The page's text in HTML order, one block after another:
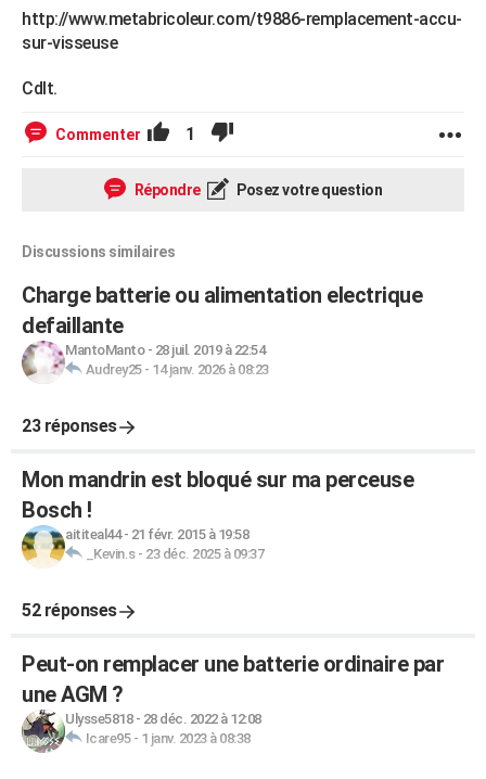
http://www.metabricoleur.com/t9886-remplacement-accu-
sur-visseuse
Cdlt.
Commenter 1
Répondre Posez votre question
Discussions similaires
Charge batterie ou alimentation electrique
defaillante
MantoManto- 28 juil. 2019 à 22:54
Audrey25- 14 janv. 2026 à 08:23
23 réponses
Mon mandrin est bloqué sur ma perceuse
Bosch !
aititeal44- 21 févr. 2015 à 19:58
_Kevin.s- 23 déc. 2025 à 09:37
52 réponses
Peut-on remplacer une batterie ordinaire par
une AGM ?
Ulysse5818- 28 déc. 2022 à 12:08
Icare95- 1 janv. 2023 à 08:38